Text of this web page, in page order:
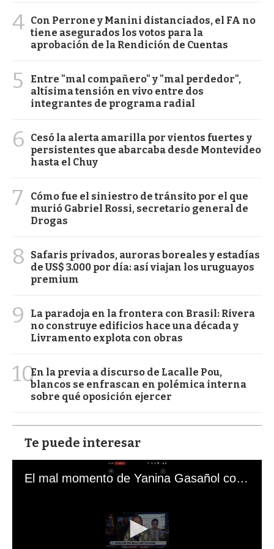
4 Con Perrone y Manini distanciados, el FA no
tiene asegurados los votos para la
aprobación de la Rendición de Cuentas
5
Entre "mal compañero" y "mal perdedor",
altísima tensión en vivo entre dos
integrantes de programa radial
6
Cesó la alerta amarilla por vientos fuertes y
persistentes que abarcaba desde Montevideo
hasta el Chuy
7
Cómo fue el siniestro de tránsito por el que
murió Gabriel Rossi, secretario general de
Drogas
8
Safaris privados, auroras boreales y estadías
de US$ 3.000 por día: así viajan los uruguayos
premium
9
La paradoja en la frontera con Brasil: Rivera
no construye edificios hace una década y
Livramento explota con obras
10En la previa a discurso de Lacalle Pou,
blancos se enfrascan en polémica interna
sobre qué oposición ejercer
Te puede interesar
El mal momento de Yanina Gasañol con un hincha argentino en "Subrayado"